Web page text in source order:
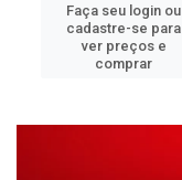
Faça seu login ou
cadastre-se para
ver preços e
comprar